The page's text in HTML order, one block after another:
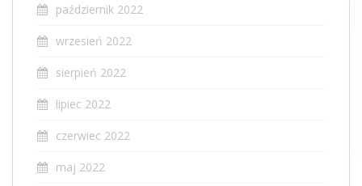
październik 2022
wrzesień 2022
sierpień 2022
lipiec 2022
czerwiec 2022
maj 2022